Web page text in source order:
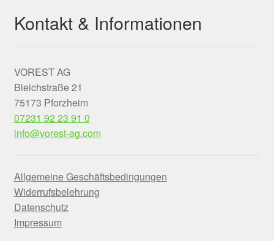
Kontakt & Informationen
VOREST AG
Bleichstraße 21
75173 Pforzheim
07231 92 23 91 0
info@vorest-ag.com
Allgemeine Geschäftsbedingungen
Widerrufsbelehrung
Datenschutz
Impressum